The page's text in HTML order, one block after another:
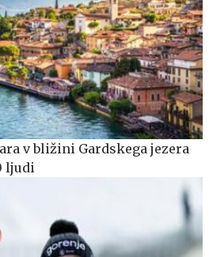
v bližini Gardskega jezera
ljudi